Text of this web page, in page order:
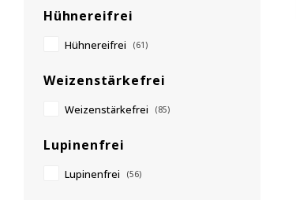
Hühnereifrei
Hühnereifrei (61)
Weizenstärkefrei
Weizenstärkefrei (85)
Lupinenfrei
Lupinenfrei (56)